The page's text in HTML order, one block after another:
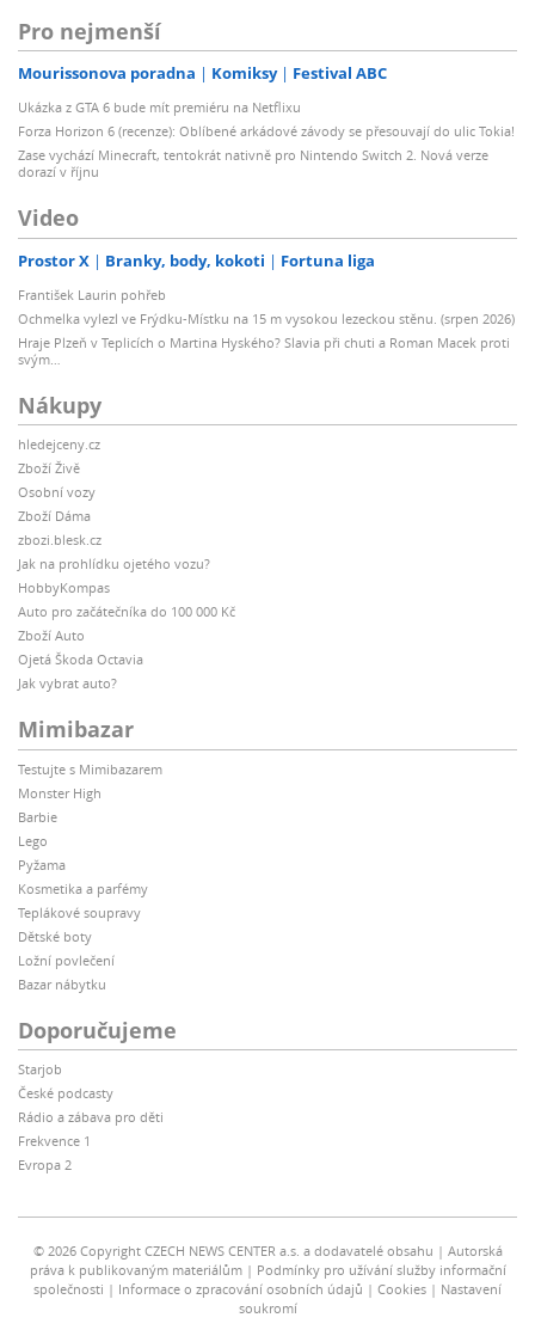
Pro nejmenší
Mourissonova poradna Komiksy Festival ABC
Ukázka z GTA 6 bude mít premiéru na Netflixu
Forza Horizon 6 (recenze): Oblíbené arkádové závody se přesouvají do ulic Tokia!
Zase vychází Minecraft, tentokrát nativně pro Nintendo Switch 2. Nová verze
dorazí v říjnu
Video
Prostor X Branky, body, kokoti Fortuna liga
František Laurin pohřeb
Ochmelka vylezl ve Frýdku-Místku na 15 m vysokou lezeckou stěnu. (srpen 2026)
Hraje Plzeň v Teplicích o Martina Hyského? Slavia při chuti a Roman Macek proti
svým…
Nákupy
hledejceny.cz
Zboží Živě
Osobní vozy
Zboží Dáma
zbozi.blesk.cz
Jak na prohlídku ojetého vozu?
HobbyKompas
Auto pro začátečníka do 100 000 Kč
Zboží Auto
Ojetá Škoda Octavia
Jak vybrat auto?
Mimibazar
Testujte s Mimibazarem
Monster High
Barbie
Lego
Pyžama
Kosmetika a parfémy
Teplákové soupravy
Dětské boty
Ložní povlečení
Bazar nábytku
Doporučujeme
Starjob
České podcasty
Rádio a zábava pro děti
Frekvence 1
Evropa 2
© 2026 Copyright CZECH NEWS CENTER a.s. a dodavatelé obsahu
Autorská
práva k publikovaným materiálům
Podmínky pro užívání služby informační
společnosti
Informace o zpracování osobních údajů Cookies
Nastavení
soukromí